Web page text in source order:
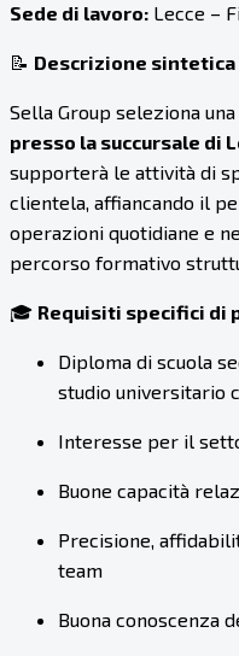
Sede di lavoro: Lecce –
📝 Descrizione
Sella Group seleziona
presso la succursale di
supporterà le attività di
clientela, affiancando il
operazioni quotidiane e
percorso formativo
🎓 Requisiti specifici di
Diploma di scuola
studio universitario
Interesse per il
Buone capacità
Precisione,
team
Buona conoscenza